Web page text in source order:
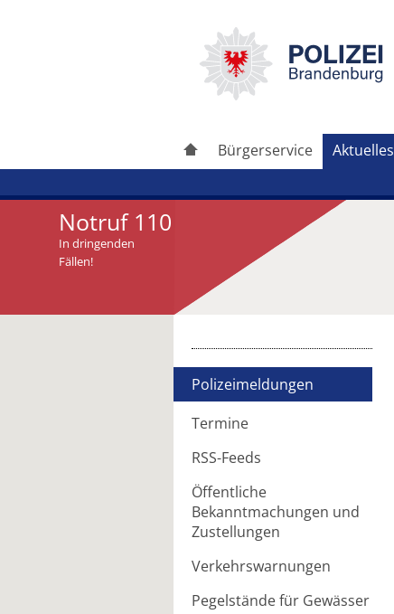
Bürgerservice Aktuelles
Notruf 110
In dringenden
Fällen!
Polizeimeldungen
Termine
RSS-Feeds
Öffentliche
Bekanntmachungen und
Zustellungen
Verkehrswarnungen
Pegelstände für Gewässer
Artikel weiterleiten